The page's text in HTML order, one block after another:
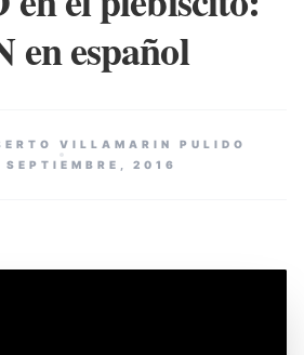
en español
VILLAMARIN PULIDO
SEPTIEMBRE, 2016